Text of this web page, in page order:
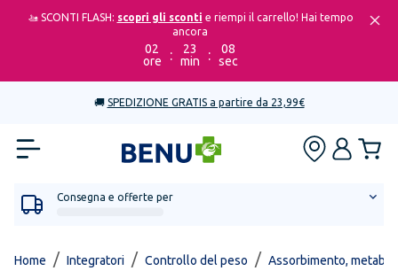
🚤 SCONTI FLASH: scopri gli sconti e riempi il carrello! Hai tempo
ancora
02
ore
:
23
min
:
08
sec
🚚 SPEDIZIONE GRATIS a partire da 23,99€
Consegna e offerte per
Home / Integratori / Controllo del peso / Assorbimento,